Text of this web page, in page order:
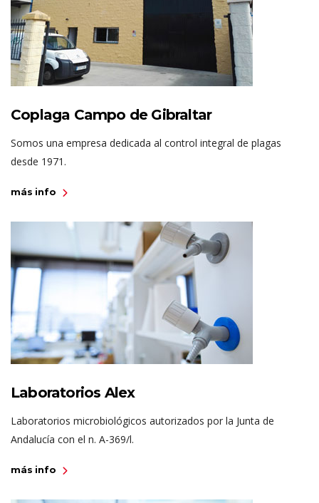
Coplaga Campo de Gibraltar
Somos una empresa dedicada al control integral de plagas
desde 1971.
más info
Laboratorios Alex
Laboratorios microbiológicos autorizados por la Junta de
Andalucía con el n. A-369/l.
más info